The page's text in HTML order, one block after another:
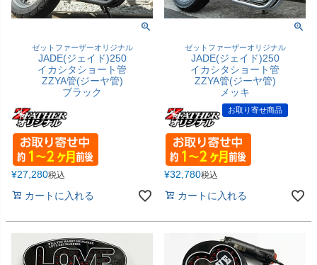
ゼットファーザーオリジナル
JADE(ジェイド)250
イカシタショート管
ZZYA管(ジーヤ管)
ブラック
¥27,280税込
カートに入れる
ゼットファーザーオリジナル
JADE(ジェイド)250
イカシタショート管
ZZYA管(ジーヤ管)
メッキ
お取り寄せ商品
¥32,780税込
カートに入れる